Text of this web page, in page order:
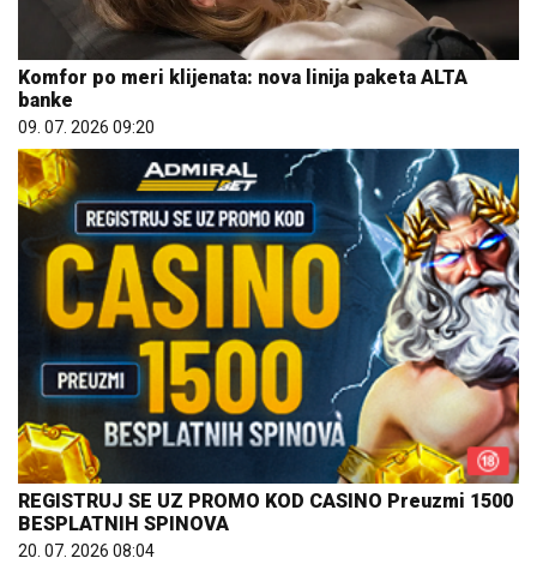
Komfor po meri klijenata: nova linija paketa ALTA
banke
09. 07. 2026 09:20
REGISTRUJ SE UZ PROMO KOD CASINO Preuzmi 1500
BESPLATNIH SPINOVA
20. 07. 2026 08:04